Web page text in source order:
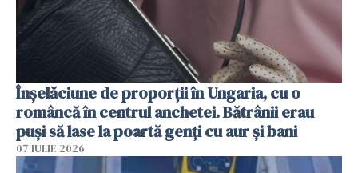
Înșelăciune de proporții în Ungaria, cu o
româncă în centrul anchetei. Bătrânii erau
puși să lase la poartă genți cu aur și bani
07 IULIE 2026